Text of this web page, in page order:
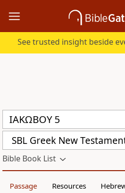
See trusted insight beside
SBL Greek New
Bible Book List
Passage Resources